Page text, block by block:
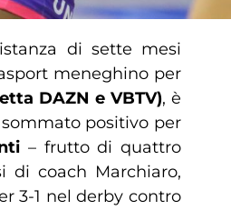
di sette mesi
meneghino per
DAZN e VBTV), è
positivo per
– frutto di quattro
di coach Marchiaro,
3-1 nel derby contro